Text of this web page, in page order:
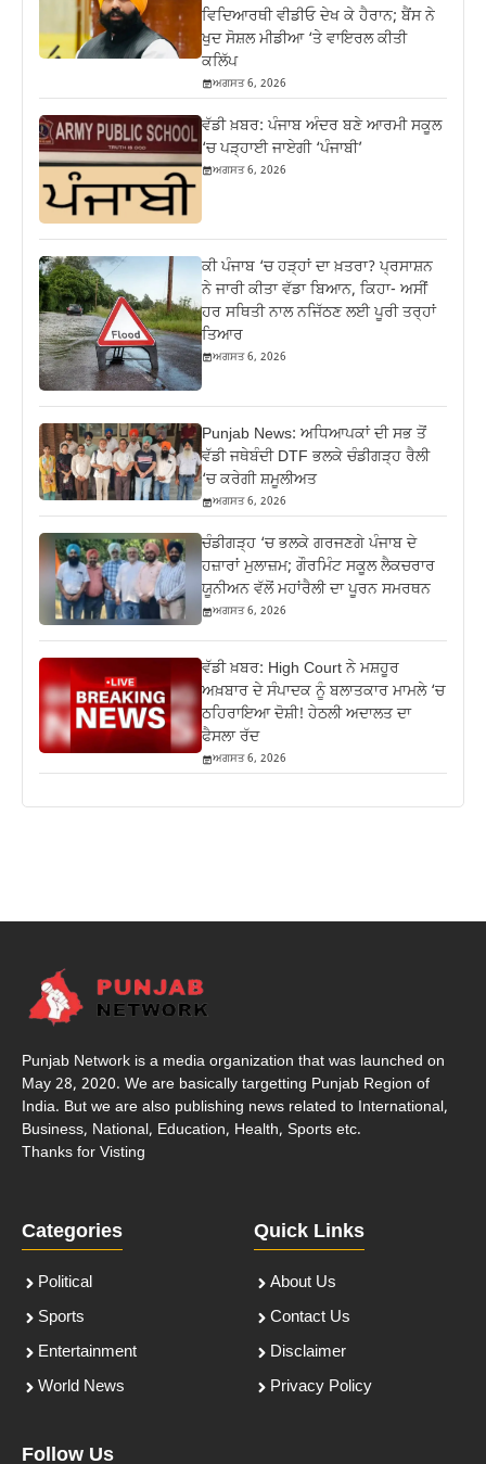
ਵਿਦਿਆਰਥੀ ਵੀਡੀਓ ਦੇਖ ਕੇ ਹੈਰਾਨ; ਬੈਂਸ ਨੇ
ਖੁਦ ਸੋਸ਼ਲ ਮੀਡੀਆ ‘ਤੇ ਵਾਇਰਲ ਕੀਤੀ
ਕਲਿੱਪ
ਅਗਸਤ 6, 2026
ਵੱਡੀ ਖ਼ਬਰ: ਪੰਜਾਬ ਅੰਦਰ ਬਣੇ ਆਰਮੀ ਸਕੂਲ
‘ਚ ਪੜ੍ਹਾਈ ਜਾਏਗੀ ‘ਪੰਜਾਬੀ’
ਅਗਸਤ 6, 2026
ਕੀ ਪੰਜਾਬ ‘ਚ ਹੜ੍ਹਾਂ ਦਾ ਖ਼ਤਰਾ? ਪ੍ਰਸਾਸ਼ਨ
ਨੇ ਜਾਰੀ ਕੀਤਾ ਵੱਡਾ ਬਿਆਨ, ਕਿਹਾ- ਅਸੀਂ
ਹਰ ਸਥਿਤੀ ਨਾਲ ਨਜਿੱਠਣ ਲਈ ਪੂਰੀ ਤਰ੍ਹਾਂ
ਤਿਆਰ
ਅਗਸਤ 6, 2026
Punjab News: ਅਧਿਆਪਕਾਂ ਦੀ ਸਭ ਤੋਂ
ਵੱਡੀ ਜਥੇਬੰਦੀ DTF ਭਲਕੇ ਚੰਡੀਗੜ੍ਹ ਰੈਲੀ
‘ਚ ਕਰੇਗੀ ਸ਼ਮੂਲੀਅਤ
ਅਗਸਤ 6, 2026
ਚੰਡੀਗੜ੍ਹ ‘ਚ ਭਲਕੇ ਗਰਜਣਗੇ ਪੰਜਾਬ ਦੇ
ਹਜ਼ਾਰਾਂ ਮੁਲਾਜ਼ਮ; ਗੌਰਮਿੰਟ ਸਕੂਲ ਲੈਕਚਰਾਰ
ਯੂਨੀਅਨ ਵੱਲੋਂ ਮਹਾਂਰੈਲੀ ਦਾ ਪੂਰਨ ਸਮਰਥਨ
ਅਗਸਤ 6, 2026
ਵੱਡੀ ਖ਼ਬਰ: High Court ਨੇ ਮਸ਼ਹੂਰ
ਅਖ਼ਬਾਰ ਦੇ ਸੰਪਾਦਕ ਨੂੰ ਬਲਾਤਕਾਰ ਮਾਮਲੇ ‘ਚ
ਠਹਿਰਾਇਆ ਦੋਸ਼ੀ! ਹੇਠਲੀ ਅਦਾਲਤ ਦਾ
ਫੈਸਲਾ ਰੱਦ
ਅਗਸਤ 6, 2026
Punjab Network is a media organization that was launched on
May 28, 2020. We are basically targetting Punjab Region of
India. But we are also publishing news related to International,
Business, National, Education, Health, Sports etc.
Thanks for Visting
Categories
Political
Sports
Entertainment
World News
Quick Links
About Us
Contact Us
Disclaimer
Privacy Policy
Follow Us